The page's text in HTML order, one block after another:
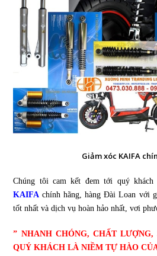
Giảm xóc KAIFA
Chúng tôi cam kết đem tới quý khách
KAIFA chính hãng, hàng Đài Loan với
tốt nhất và dịch vụ hoàn hảo nhất, vơi
” NHANH CHÓNG, CHẤT
QUÝ KHÁCH LÀ NIỀM TỰ HÀO